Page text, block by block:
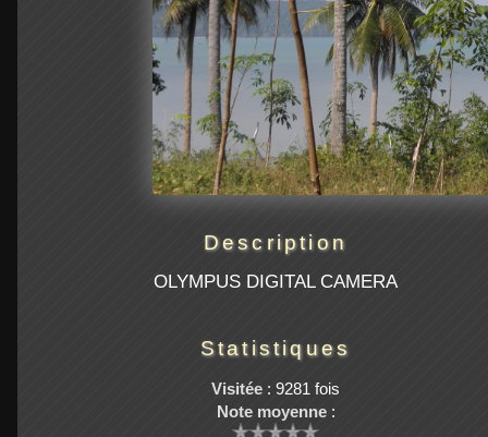
Description
OLYMPUS DIGITAL CAMERA
Statistiques
Visitée : 9281 fois
Note moyenne: